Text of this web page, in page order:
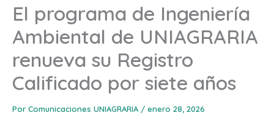
El programa de Ingeniería
Ambiental de UNIAGRARIA
renueva su Registro
Calificado por siete años
Por Comunicaciones UNIAGRARIA / enero 28, 2026